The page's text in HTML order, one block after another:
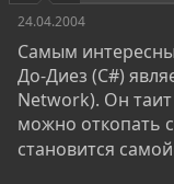
24.04.2004
Самым
До-Диез (C#)
Network). Он
можно откопать
становится